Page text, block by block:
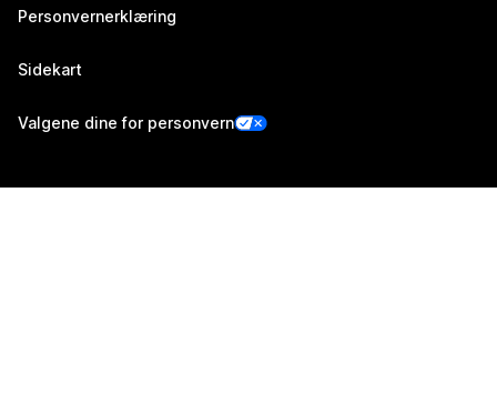
Personvernerklæring
Sidekart
Valgene dine for personvern